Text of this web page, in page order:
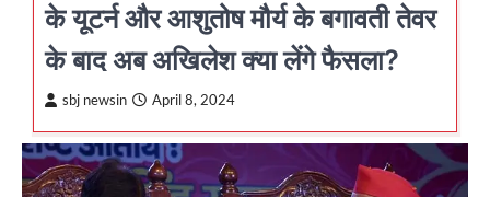
के यूटर्न और आशुतोष मौर्य के बगावती तेवर
के बाद अब अखिलेश क्या लेंगे फैसला?
sbj newsin April 8, 2024